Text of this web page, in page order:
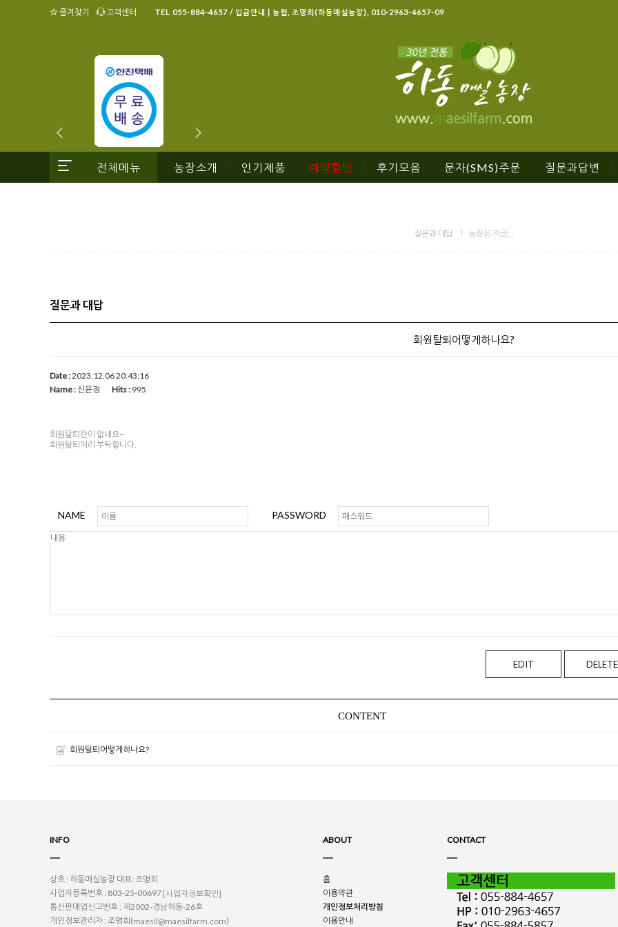
즐겨찾기 고객센터 TEL 055-884-4657 / 입금안내 | 농협, 조명희(하동매실농장), 010-2963-4657-09
전체메뉴 농장소개 | 인기제품 | 예약할인 | 후기모음 | 문자(SMS)주문 | 질문과답변
질문과 대답 농장은 지금,,,
질문과 대답
회원탈퇴어떻게하나요?
Date :2023.12.06 20:43:16
Name : 신윤정 Hits : 995
회원탈퇴란이 없네요~
회원탈퇴처리 부탁합니다.
NAME PASSWORD
EDIT DELETE
CONTENT
회원탈퇴어떻게하나요?
INFO
상호 : 하동매실농장 대표: 조명희
사업자등록번호 : 803-25-00697 [사업자정보확인]
통신판매업신고번호 : 제2002-경남하동-26호
개인정보관리자 : 조명희(maesil@maesilfarm.com)
ABOUT
홈
이용약관
개인정보처리방침
이용안내
CONTACT